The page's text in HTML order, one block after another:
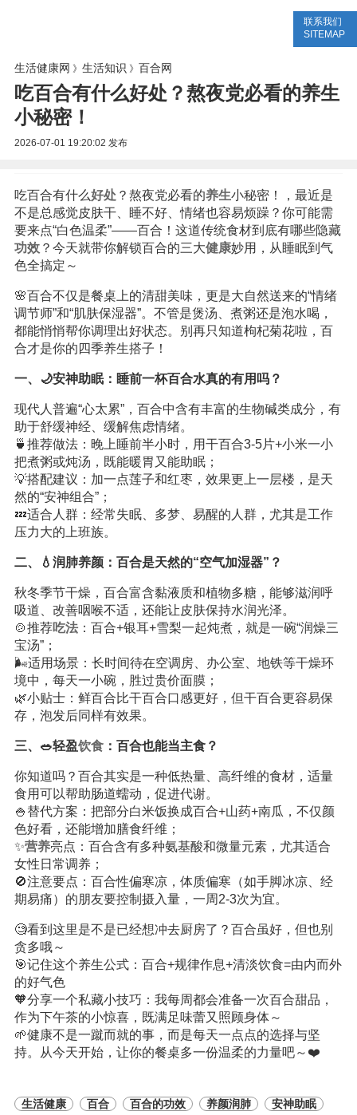
联系我们
SITEMAP
生活健康网 》 生活知识 》 百合网
吃百合有什么好处？熬夜党必看的养生
小秘密！
2026-07-01 19:20:02 发布
吃百合有什么好处 ？熬夜党必看的养生小秘密！，最近是
不是总感觉皮肤干、睡不好、情绪也容易烦躁？你可能需
要来点“白色温柔”——百合！这道传统食材到底有哪些隐藏
功效？今天就带你解锁百合的三大健康妙用，从睡眠到气
色全搞定～
🌸百合不仅是餐桌上的清甜美味，更是大自然送来的“情绪
调节师”和“肌肤保湿器”。不管是煲汤、煮粥还是泡水喝，
都能悄悄帮你调理出好状态。别再只知道枸杞菊花啦，百
合才是你的四季养生搭子！
一、🌙安神助眠：睡前一杯百合水真的有用吗？
现代人普遍“心太累”，百合中含有丰富的生物碱类成分，有
助于舒缓神经、缓解焦虑情绪。
🍵推荐做法：晚上睡前半小时，用干百合3-5片+小米一小
把煮粥或炖汤，既能暖胃又能助眠；
💡搭配建议：加一点莲子和红枣，效果更上一层楼，是天
然的“安神组合”；
💤适合人群：经常失眠、多梦、易醒的人群，尤其是工作
压力大的上班族。
二、💧润肺养颜：百合是天然的“空气加湿器”？
秋冬季节干燥，百合富含黏液质和植物多糖，能够滋润呼
吸道、改善咽喉不适，还能让皮肤保持水润光泽。
🍲推荐吃法：百合+银耳+雪梨一起炖煮，就是一碗“润燥三
宝汤”；
🌬️适用场景：长时间待在空调房、办公室、地铁等干燥环
境中，每天一小碗，胜过贵价面膜；
🌿小贴士：鲜百合比干百合口感更好，但干百合更容易保
存，泡发后同样有效果。
三、🥗轻盈饮食：百合也能当主食？
你知道吗？百合其实是一种低热量、高纤维的食材，适量
食用可以帮助肠道蠕动，促进代谢。
🍚替代方案：把部分白米饭换成百合+山药+南瓜，不仅颜
色好看，还能增加膳食纤维；
✨营养亮点：百合含有多种氨基酸和微量元素，尤其适合
女性日常调养；
🚫注意要点：百合性偏寒凉，体质偏寒（如手脚冰凉、经
期易痛）的朋友要控制摄入量，一周2-3次为宜。
🧐看到这里是不是已经想冲去厨房了？百合虽好，但也别
贪多哦～
🎯记住这个养生公式：百合+规律作息+清淡饮食=由内而外
的好气色
🧡分享一个私藏小技巧：我每周都会准备一次百合甜品，
作为下午茶的小惊喜，既满足味蕾又照顾身体～
🌱健康不是一蹴而就的事，而是每天一点点的选择与坚
持。从今天开始，让你的餐桌多一份温柔的力量吧～❤️
生活健康 百合 百合的功效 养颜润肺
安神助眠